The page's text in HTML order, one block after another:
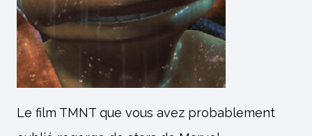
Le film TMNT que vous avez probablement